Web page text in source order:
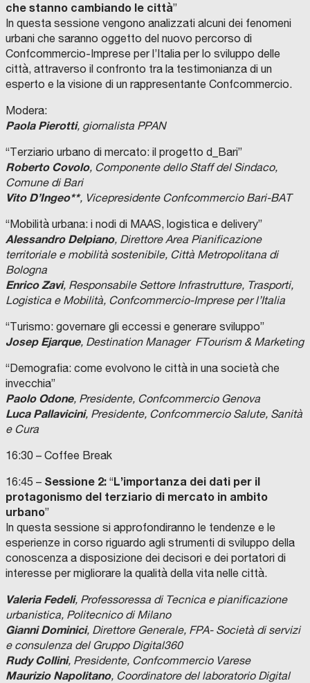
che stanno cambiando le città”
In questa sessione vengono analizzati alcuni dei fenomeni
urbani che saranno oggetto del nuovo percorso di
Confcommercio-Imprese per l’Italia per lo sviluppo delle
città, attraverso il confronto tra la testimonianza di un
esperto e la visione di un rappresentante Confcommercio.
Modera:
Paola Pierotti, giornalista PPAN
“Terziario urbano di mercato: il progetto d_Bari”
Roberto Covolo, Componente dello Staff del Sindaco,
Comune di Bari
Vito D’Ingeo**, Vicepresidente Confcommercio Bari-BAT
“Mobilità urbana: i nodi di MAAS, logistica e delivery”
Alessandro Delpiano, Direttore Area Pianificazione
territoriale e mobilità sostenibile, Città Metropolitana di
Bologna
Enrico Zavi, Responsabile Settore Infrastrutture, Trasporti,
Logistica e Mobilità, Confcommercio-Imprese per l’Italia
“Turismo: governare gli eccessi e generare sviluppo”
Josep Ejarque, Destination Manager FTourism & Marketing
“Demografia: come evolvono le città in una società che
invecchia”
Paolo Odone, Presidente, Confcommercio Genova
Luca Pallavicini, Presidente, Confcommercio Salute, Sanità
e Cura
16:30 – Coffee Break
16:45 – Sessione 2: “L’importanza dei dati per il
protagonismo del terziario di mercato in ambito
urbano”
In questa sessione si approfondiranno le tendenze e le
esperienze in corso riguardo agli strumenti di sviluppo della
conoscenza a disposizione dei decisori e dei portatori di
interesse per migliorare la qualità della vita nelle città.
Valeria Fedeli, Professoressa di Tecnica e pianificazione
urbanistica, Politecnico di Milano
Gianni Dominici, Direttore Generale, FPA- Società di servizi
e consulenza del Gruppo Digital360
Rudy Collini, Presidente, Confcommercio Varese
Maurizio Napolitano, Coordinatore del laboratorio Digital